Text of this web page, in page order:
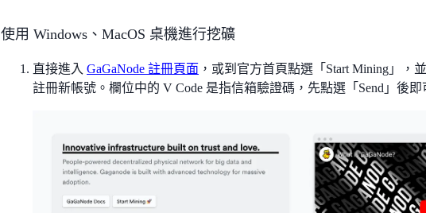
使用 Windows、MacOS 桌機進行挖礦
直接進入 GaGaNode 註冊頁面 ，或到官方首頁點選「Start Mining」，
註冊新帳號。欄位中的 V Code 是指信箱驗證碼，先點選「Send」後即